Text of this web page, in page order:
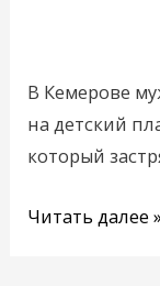
В Кемерове
на детский
который
Читать далее »